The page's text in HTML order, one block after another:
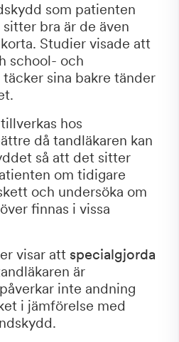
som patienten
bra är de även
Studier visade att
school- och
sina bakre tänder
hos
då tandläkaren kan
så att det sitter
om tidigare
och undersöka om
finnas i vissa
visar att specialgjorda
är
inte andning
i jämförelse med